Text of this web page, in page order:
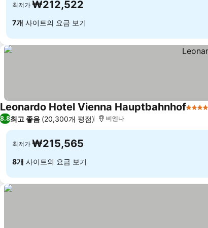
최저가 ₩212,522
7개 사이트의 요금 보기
Leonardo Hotel Vienna Hauptbahnhof4 성급
8.8최고 좋음 (20,300개 평점) 비엔나
최저가 ₩215,565
8개 사이트의 요금 보기